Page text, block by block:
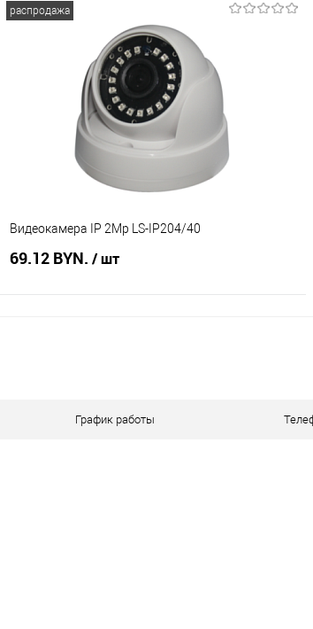
В корзину
Купить в 1 клик
Сравнение
В наличии
распродажа
Видеокамера IP 2Mp LS-IP204/40
69.12 BYN. / шт
График работы